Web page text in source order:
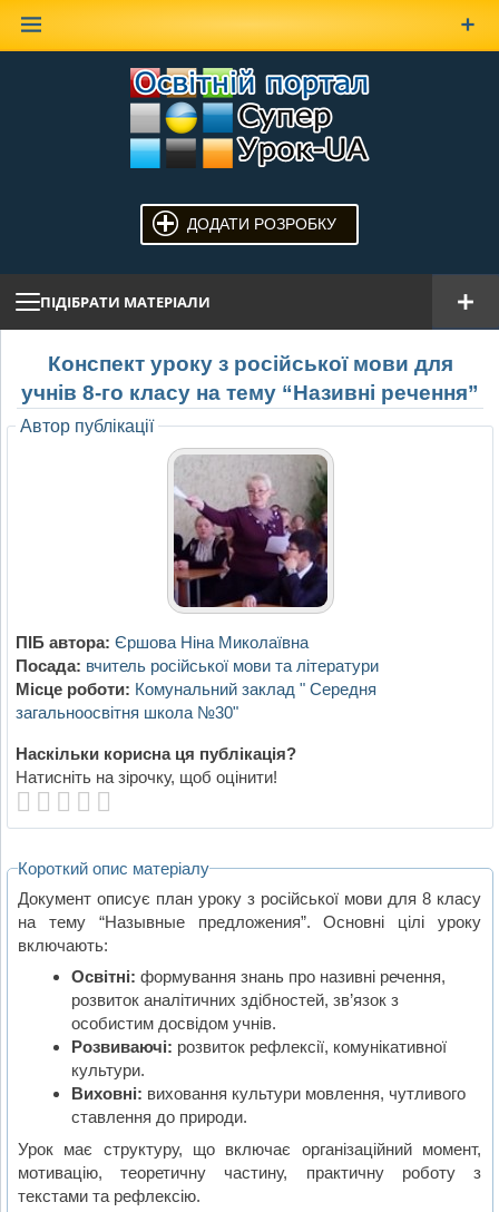
ДОДАТИ РОЗРОБКУ
ПІДІБРАТИ МАТЕРІАЛИ
Конспект уроку з російської мови для
учнів 8-го класу на тему “Називні речення”
Автор публікації
ПІБ автора: Єршова Ніна Миколаївна
Посада: вчитель російської мови та літератури
Місце роботи: Комунальний заклад " Середня
загальноосвітня школа №30"
Наскільки корисна ця публікація?
Натисніть на зірочку, щоб оцінити!
Короткий опис матеріалу
Документ описує план уроку з російської мови для 8 класу
на тему “Назывные предложения”. Основні цілі уроку
включають:
Освітні: формування знань про називні речення,
розвиток аналітичних здібностей, зв’язок з
особистим досвідом учнів.
Розвиваючі: розвиток рефлексії, комунікативної
культури.
Виховні: виховання культури мовлення, чутливого
ставлення до природи.
Урок має структуру, що включає організаційний момент,
мотивацію, теоретичну частину, практичну роботу з
текстами та рефлексію.